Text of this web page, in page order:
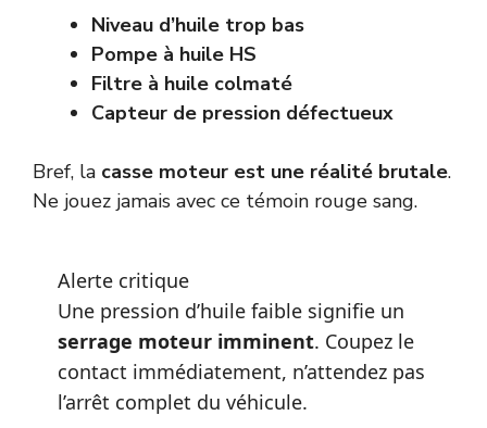
Niveau d’huile trop bas
Pompe à huile HS
Filtre à huile colmaté
Capteur de pression défectueux
Bref, la casse moteur est une réalité brutale.
Ne jouez jamais avec ce témoin rouge sang.
Alerte critique
Une pression d’huile faible signifie un
serrage moteur imminent. Coupez le
contact immédiatement, n’attendez pas
l’arrêt complet du véhicule.